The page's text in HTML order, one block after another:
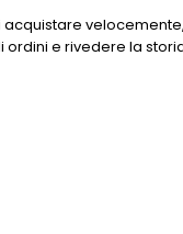
acquistare
ordini e rivedere la